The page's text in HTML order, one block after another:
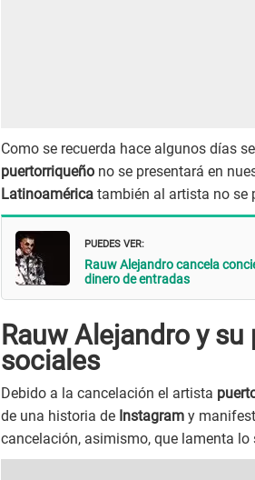
Como se recuerda hace algunos días
puertorriqueño no se presentará en
Latinoamérica también al artista no se
PUEDES VER:
Rauw Alejandro cancela
dinero de entradas
Rauw Alejandro y
sociales
Debido a la cancelación el artista
de una historia de Instagram y
cancelación, asimismo, que lamenta lo